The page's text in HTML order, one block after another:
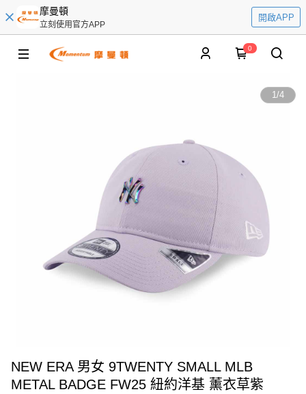
摩曼頓
立刻使用官方APP
開啟APP
0
1/4
NEW ERA 男女 9TWENTY SMALL MLB
METAL BADGE FW25 紐約洋基 薰衣草紫